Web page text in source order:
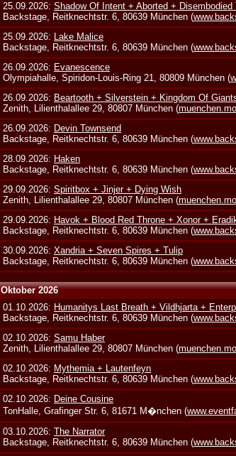
25.09.2026:Shadow Of Intent + Aborted + Disembodied
Backstage, Reitknechtstr. 6, 80639 München (
25.09.2026: Lake Malice
Backstage, Reitknechtstr. 6, 80639 München (
26.09.2026: Evanescence
Olympiahalle, Spiridon-Louis-Ring 21, 80809 München (
26.09.2026: Beartooth + Silverstein + Kingdom Of
Zenith, Lilienthalallee 29, 80807 München (
26.09.2026: Devin Townsend
Backstage, Reitknechtstr. 6, 80639 München (
28.09.2026: Haken
Backstage, Reitknechtstr. 6, 80639 München (
29.09.2026:Spiritbox + Jinjer + Dying Wish
Zenith, Lilienthalallee 29, 80807 München (
29.09.2026: Havok + Blood Red Throne + Xonor +
Backstage, Reitknechtstr. 6, 80639 München (
30.09.2026:Xandria + Seven Spires + Tulip
Backstage, Reitknechtstr. 6, 80639 München (
Oktober 2026
01.10.2026: Humanitys Last Breath + Vildhjarta +
Backstage, Reitknechtstr. 6, 80639 München (
02.10.2026:Samu Haber
Zenith, Lilienthalallee 29, 80807 München (
02.10.2026: Mythemia + Lautenfeyn
Backstage, Reitknechtstr. 6, 80639 München (
02.10.2026: Deine Cousine
TonHalle, Grafinger Str. 6, 81671 M�nchen (
03.10.2026:The Narrator
Backstage, Reitknechtstr. 6, 80639 München (